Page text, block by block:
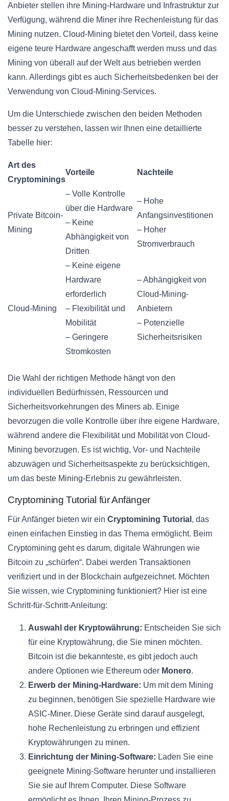
Anbieter stellen ihre Mining-Hardware und Infrastruktur zur
Verfügung, während die Miner ihre Rechenleistung für das
Mining nutzen. Cloud-Mining bietet den Vorteil, dass keine
eigene teure Hardware angeschafft werden muss und das
Mining von überall auf der Welt aus betrieben werden
kann. Allerdings gibt es auch Sicherheitsbedenken bei der
Verwendung von Cloud-Mining-Services.
Um die Unterschiede zwischen den beiden Methoden
besser zu verstehen, lassen wir Ihnen eine detaillierte
Tabelle hier:
Art des
Cryptominings
Vorteile Nachteile
Private Bitcoin-
Mining
– Volle Kontrolle
über die Hardware
– Keine
Abhängigkeit von
Dritten
– Hohe
Anfangsinvestitionen
– Hoher
Stromverbrauch
Cloud-Mining
– Keine eigene
Hardware
erforderlich
– Flexibilität und
Mobilität
– Geringere
Stromkosten
– Abhängigkeit von
Cloud-Mining-
Anbietern
– Potenzielle
Sicherheitsrisiken
Die Wahl der richtigen Methode hängt von den
individuellen Bedürfnissen, Ressourcen und
Sicherheitsvorkehrungen des Miners ab. Einige
bevorzugen die volle Kontrolle über ihre eigene Hardware,
während andere die Flexibilität und Mobilität von Cloud-
Mining bevorzugen. Es ist wichtig, Vor- und Nachteile
abzuwägen und Sicherheitsaspekte zu berücksichtigen,
um das beste Mining-Erlebnis zu gewährleisten.
Cryptomining Tutorial für Anfänger
Für Anfänger bieten wir ein Cryptomining Tutorial , das
einen einfachen Einstieg in das Thema ermöglicht. Beim
Cryptomining geht es darum, digitale Währungen wie
Bitcoin zu „schürfen“. Dabei werden Transaktionen
verifiziert und in der Blockchain aufgezeichnet. Möchten
Sie wissen, wie Cryptomining funktioniert? Hier ist eine
Schritt-für-Schritt-Anleitung:
Auswahl der Kryptowährung: Entscheiden Sie sich
für eine Kryptowährung, die Sie minen möchten.
Bitcoin ist die bekannteste, es gibt jedoch auch
andere Optionen wie Ethereum oder Monero.
Erwerb der Mining-Hardware: Um mit dem Mining
zu beginnen, benötigen Sie spezielle Hardware wie
ASIC-Miner. Diese Geräte sind darauf ausgelegt,
hohe Rechenleistung zu erbringen und effizient
Kryptowährungen zu minen.
Einrichtung der Mining-Software: Laden Sie eine
geeignete Mining-Software herunter und installieren
Sie sie auf Ihrem Computer. Diese Software